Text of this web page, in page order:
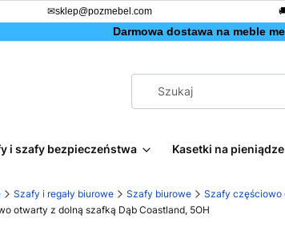
✉sklep@pozmebel.com
Darmowa dostawa na meble
i szafy bezpieczeństwa Kasetki na pieniądze
Szafy i regały biurowe Szafy biurowe
Szafy częściowo
otwarty z dolną szafką Dąb Coastland, 5OH